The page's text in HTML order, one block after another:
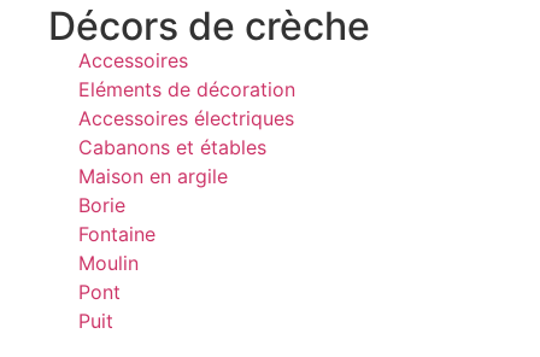
Décors de crèche
Accessoires
Eléments de décoration
Accessoires électriques
Cabanons et étables
Maison en argile
Borie
Fontaine
Moulin
Pont
Puit